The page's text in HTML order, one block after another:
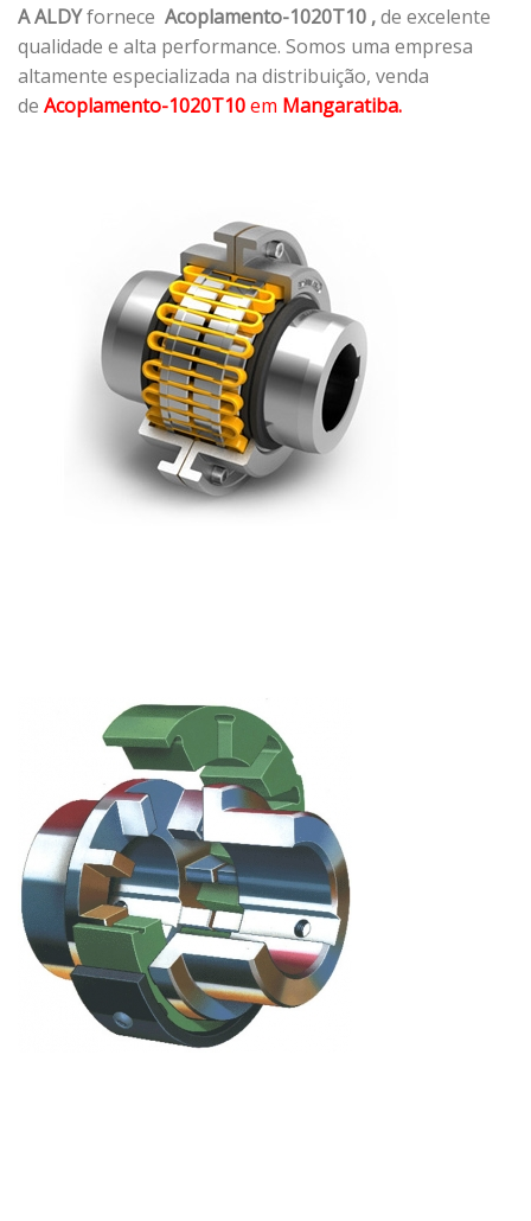
A ALDYfornece Acoplamento-1020T10 ,de excelente
qualidade e alta performance. Somos uma empresa
altamente especializada na distribuição, venda
de Acoplamento-1020T10em Mangaratiba.